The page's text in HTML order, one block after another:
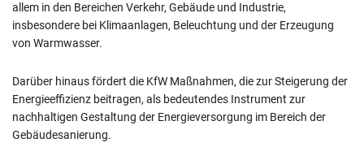
allem in den Bereichen Verkehr, Gebäude und Industrie,
insbesondere bei Klimaanlagen, Beleuchtung und der Erzeugung
von Warmwasser.
Darüber hinaus fördert die KfW Maßnahmen, die zur Steigerung der
Energieeffizienz beitragen, als bedeutendes Instrument zur
nachhaltigen Gestaltung der Energieversorgung im Bereich der
Gebäudesanierung.